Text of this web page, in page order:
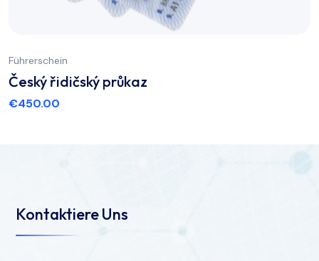
Führerschein
Český řidičský průkaz
€450.00
Kontaktiere Uns